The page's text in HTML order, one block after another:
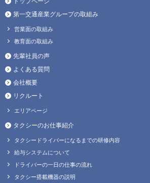
第一交通産業グループの取組み
営業面の取組み
教育面の取組み
先輩社員の声
よくある質問
会社概要
リクルート
エリアページ
タクシーのお仕事紹介
タクシードライバーになるまでの研修内容
給与システムについて
ドライバーの一日の仕事の流れ
タクシー搭載機器の説明